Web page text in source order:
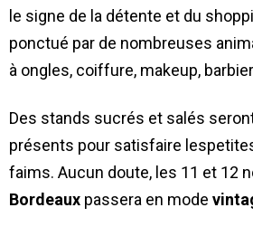
le signe de la détente et du
ponctué par de nombreuses
à ongles, coiffure, makeup,
Des stands sucrés et salés
présents pour satisfaire les
faims. Aucun doute, les 11 et 12
Bordeaux passera en mode